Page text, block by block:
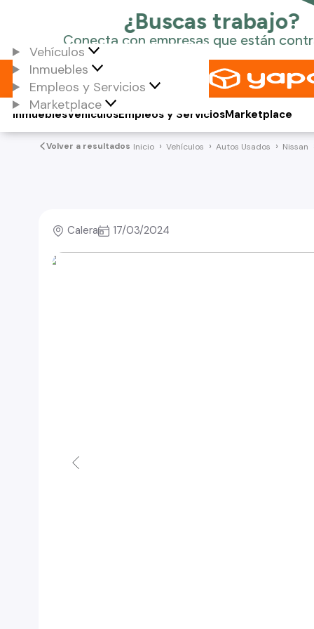
Vehículos
Inmuebles
Empleos y Servicios
Marketplace
Vehículos
Inmuebles Empleos y ServiciosMarketplace
Volver a resultados Inicio Vehículos Autos Usados Nissan
Calera 17/03/2024